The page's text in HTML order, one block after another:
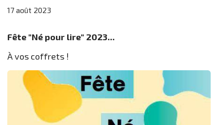
17 août 2023
Fête "Né pour lire" 2023...
À vos coffrets !